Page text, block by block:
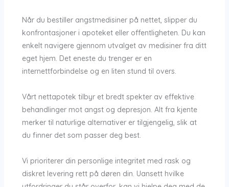
Når du bestiller angstmedisiner på nettet, slipper du
konfrontasjoner i apoteket eller offentligheten. Du kan
enkelt navigere gjennom utvalget av medisiner fra ditt
eget hjem. Det eneste du trenger er en
internettforbindelse og en liten stund til overs.
Vårt nettapotek tilbyr et bredt spekter av effektive
behandlinger mot angst og depresjon. Alt fra kjente
merker til naturlige alternativer er tilgjengelig, slik at
du finner det som passer deg best.
Vi prioriterer din personlige integritet med rask og
diskret levering rett på døren din. Uansett hvilke